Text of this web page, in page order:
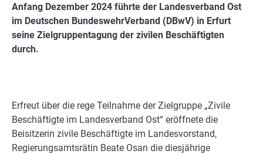
Anfang Dezember 2024 führte der Landesverband Ost
im Deutschen BundeswehrVerband (DBwV) in Erfurt
seine Zielgruppentagung der zivilen Beschäftigten
durch.
Erfreut über die rege Teilnahme der Zielgruppe „Zivile
Beschäftigte im Landesverband Ost“ eröffnete die
Beisitzerin zivile Beschäftigte im Landesvorstand,
Regierungsamtsrätin Beate Osan die diesjährige